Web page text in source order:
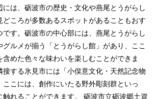
には、砺波市の歴史・文化や燕尾とうがらし
どころが多数あるスポットがあることもおす
です。砺波市の中心部には、燕尾とうがらし
グルメが揃う「とうがらし館」があり、ここ
含めた色々な味わいを楽しむことができま
接する氷見市には「小俣意文化・天然記念物
ここには、創作にいたる野外彫刻群といっ
触れることができます。 砺波市立砺波郷土資